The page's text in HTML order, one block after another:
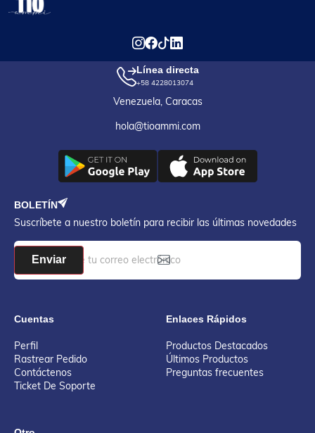
Línea directa
+58 4228013074
Venezuela, Caracas
hola@tioammi.com
BOLETÍN
Suscríbete a nuestro boletín para recibir las últimas novedades
Enviar
Cuentas
Perfil
Rastrear Pedido
Contáctenos
Ticket De Soporte
Enlaces Rápidos
Productos Destacados
Últimos Productos
Preguntas frecuentes